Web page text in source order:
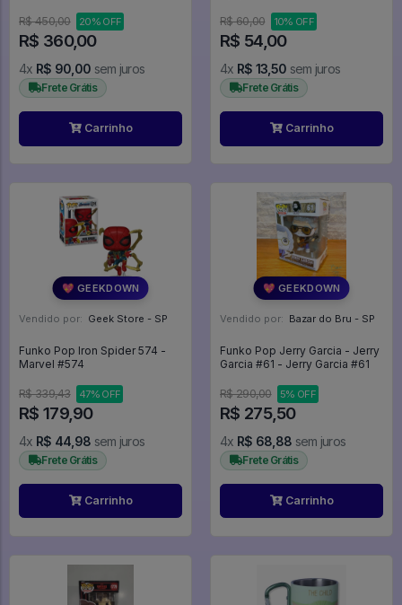
R$ 450,00 20% OFF
R$ 360,00
4x R$ 90,00 sem juros
Frete Grátis
Carrinho
Kyoujin
R$ 60,00 10% OFF
R$ 54,00
4x R$ 13,50 sem juros
Frete Grátis
Carrinho
💖 GEEKDOWN
Vendido por: Geek Store - SP
Funko Pop Iron Spider 574 -
Marvel #574
R$ 339,43 47% OFF
R$ 179,90
4x R$ 44,98 sem juros
Frete Grátis
Carrinho
💖 GEEKDOWN
Vendido por: Bazar do Bru - SP
Funko Pop Jerry Garcia - Jerry
Garcia #61 - Jerry Garcia #61
R$ 290,00 5% OFF
R$ 275,50
4x R$ 68,88 sem juros
Frete Grátis
Carrinho